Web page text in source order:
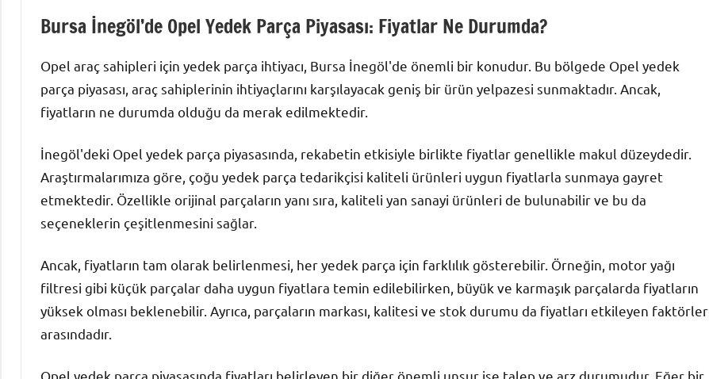
Bursa İnegöl’de Opel Yedek Parça Piyasası: Fiyatlar Ne Durumda?
Opel araç sahipleri için yedek parça ihtiyacı, Bursa İnegöl'de önemli bir konudur. Bu bölgede Opel yedek
parça piyasası, araç sahiplerinin ihtiyaçlarını karşılayacak geniş bir ürün yelpazesi sunmaktadır. Ancak,
fiyatların ne durumda olduğu da merak edilmektedir.
İnegöl'deki Opel yedek parça piyasasında, rekabetin etkisiyle birlikte fiyatlar genellikle makul düzeydedir.
Araştırmalarımıza göre, çoğu yedek parça tedarikçisi kaliteli ürünleri uygun fiyatlarla sunmaya gayret
etmektedir. Özellikle orijinal parçaların yanı sıra, kaliteli yan sanayi ürünleri de bulunabilir ve bu da
seçeneklerin çeşitlenmesini sağlar.
Ancak, fiyatların tam olarak belirlenmesi, her yedek parça için farklılık gösterebilir. Örneğin, motor yağı
filtresi gibi küçük parçalar daha uygun fiyatlara temin edilebilirken, büyük ve karmaşık parçalarda fiyatların
yüksek olması beklenebilir. Ayrıca, parçaların markası, kalitesi ve stok durumu da fiyatları etkileyen faktörler
arasındadır.
Opel yedek parça piyasasında fiyatları belirleyen bir diğer önemli unsur ise talep ve arz durumudur. Eğer bir